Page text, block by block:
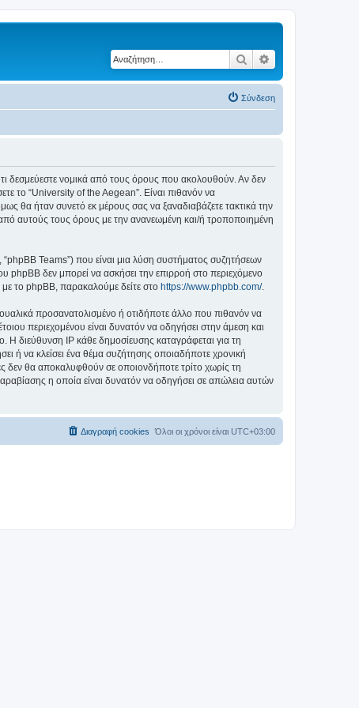
Αναζήτηση
Σύνδεση
δεσμεύεστε νομικά από τους όρους που ακολουθούν. Αν δεν
το “University of the Aegean”. Είναι πιθανόν να
θα ήταν συνετό εκ μέρους σας να ξαναδιαβάζετε τακτικά την
αυτούς τους όρους με την ανανεωμένη και/ή τροποποιημένη
“phpBB Teams”) που είναι μια λύση συστήματος συζητήσεων
phpBB δεν μπορεί να ασκήσει την επιρροή στο περιεχόμενο
το phpBB, παρακαλούμε δείτε στο https://www.phpbb.com/.
προσανατολισμένο ή οτιδήποτε άλλο που πιθανόν να
περιεχομένου είναι δυνατόν να οδηγήσει στην άμεση και
διεύθυνση IP κάθε δημοσίευσης καταγράφεται για τη
ή να κλείσει ένα θέμα συζήτησης οποιαδήποτε χρονική
δεν θα αποκαλυφθούν σε οποιονδήποτε τρίτο χωρίς τη
η οποία είναι δυνατόν να οδηγήσει σε απώλεια αυτών
Όλοι οι χρόνοι είναι UTC+03:00
Διαγραφή cookies